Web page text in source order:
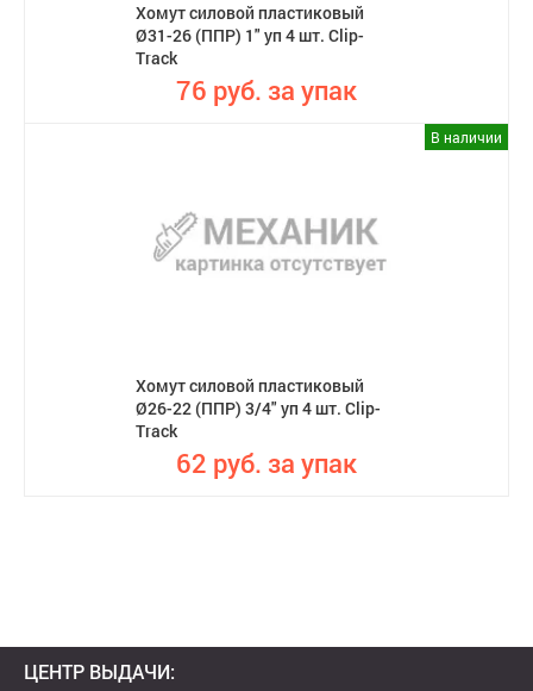
Хомут силовой пластиковый
Ø31-26 (ППР) 1" уп 4 шт. Clip-
Track
76 руб. за упак
В наличии
Хомут силовой пластиковый
Ø26-22 (ППР) 3/4" уп 4 шт. Clip-
Track
62 руб. за упак
ЦЕНТР ВЫДАЧИ: